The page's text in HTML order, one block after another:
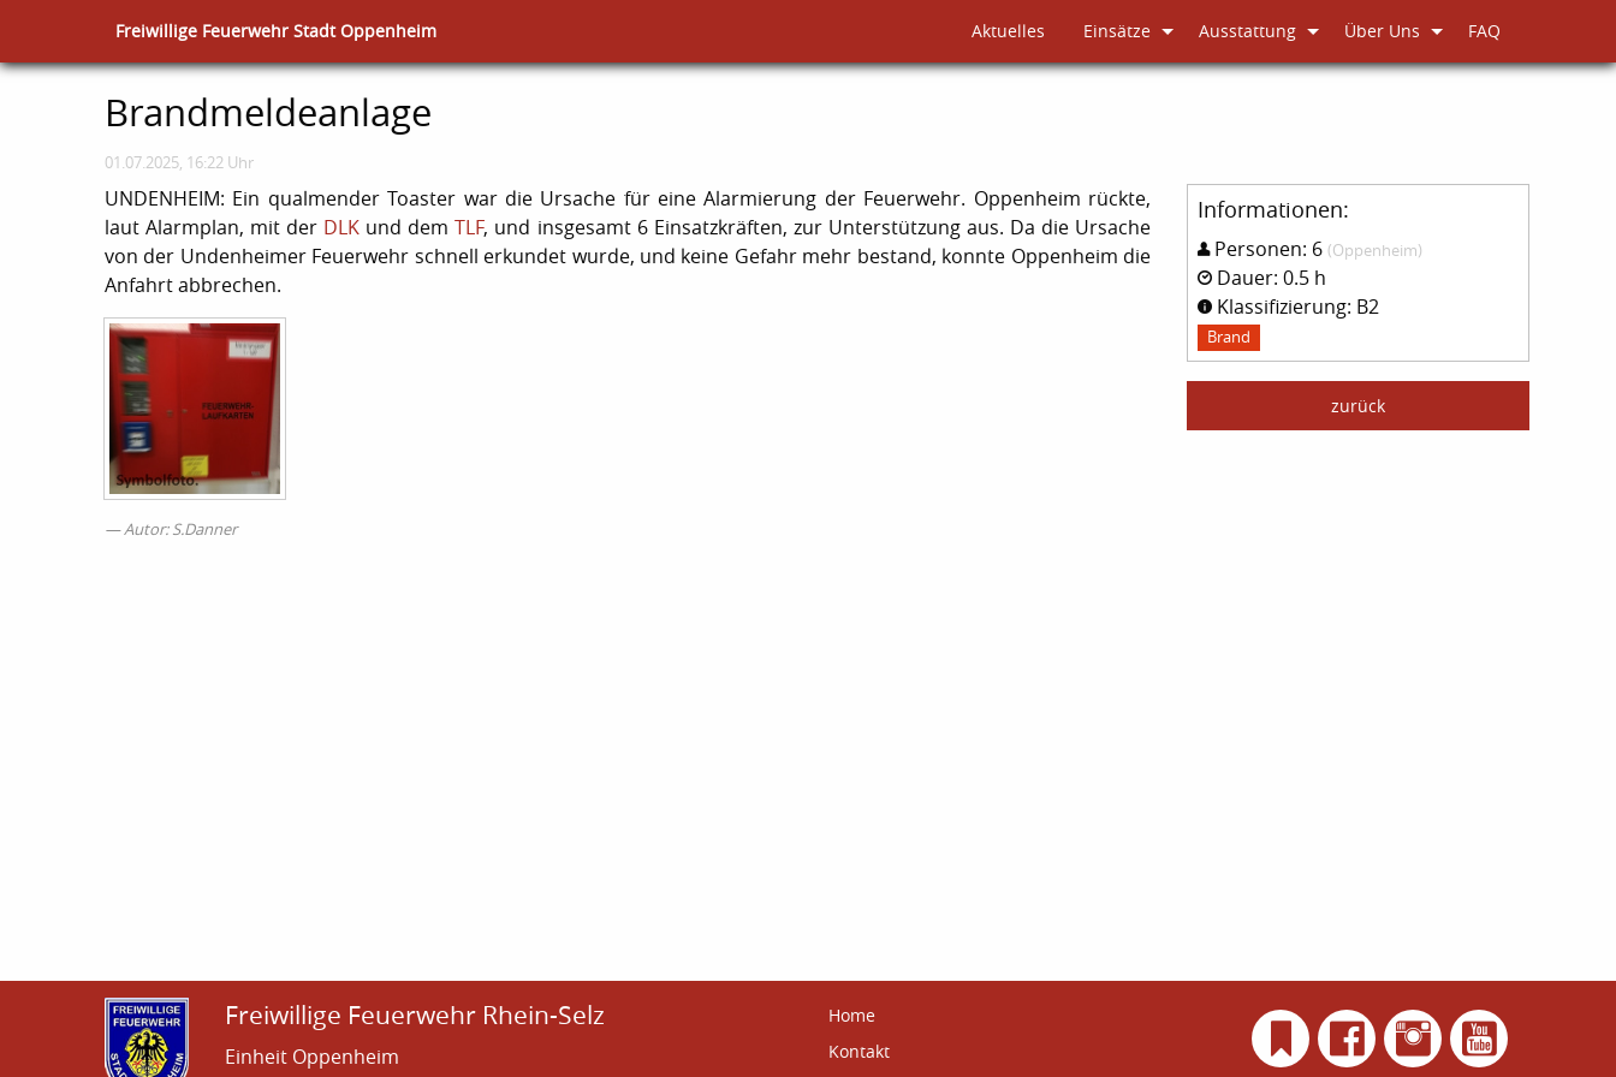
Freiwillige Feuerwehr Stadt Oppenheim Aktuelles Einsätze Ausstattung Über Uns FAQ
Brandmeldeanlage
01.07.2025, 16:22 Uhr
UNDENHEIM: Ein qualmender Toaster war die Ursache für eine Alarmierung der Feuerwehr. Oppenheim rückte,
laut Alarmplan, mit der DLK und demTLF, und insgesamt 6 Einsatzkräften, zur Unterstützung aus. Da die Ursache
von der Undenheimer Feuerwehr schnell erkundet wurde, und keine Gefahr mehr bestand, konnte Oppenheim die
Anfahrt abbrechen.
Autor: S.Danner
Informationen:
Personen: 6 (Oppenheim)
Dauer: 0.5 h
Klassifizierung: B2
Brand
zurück
Freiwillige Feuerwehr Rhein-Selz
Einheit Oppenheim
Home
Kontakt